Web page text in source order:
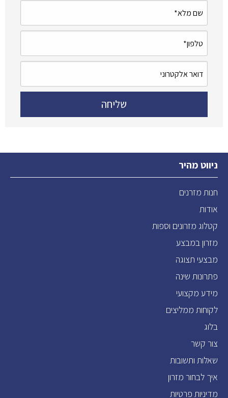
ניווט מהיר
חנות מזרנים
אודות
קטלוג מזרונים וספות
מזרון במבצע
מבצעי תצוגה
פתרונות שינה
מידע מקצועי
לקוחות ממליצים
בלוג
צור קשר
שאלות ותשובות
איך לבחור מזרון
מדיניות פרטיות